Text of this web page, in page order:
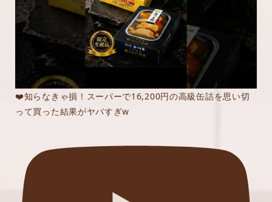
❤️知らなきゃ損！スーパーで16,200円の高級缶詰を思い切
って買った結果がヤバすぎw